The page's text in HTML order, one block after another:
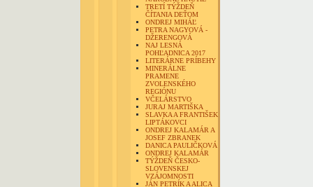
TRETÍ TÝŽDEŇ
ČÍTANIA DEŤOM
ONDREJ MIHÁĽ
PETRA NAGYOVÁ -
DŽERENGOVÁ
NAJ LESNÁ
POHĽADNICA 2017
LITERÁRNE PRÍBEHY
MINERÁLNE
PRAMENE
ZVOLENSKÉHO
REGIÓNU
VČELÁRSTVO
JURAJ MARTIŠKA
SLAVKA A FRANTIŠEK
LIPTÁKOVCI
ONDREJ KALAMÁR A
JOSEF ZBRANEK
DANICA PAULIČKOVÁ
ONDREJ KALAMÁR
TÝŽDEŇ ČESKO-
SLOVENSKEJ
VZÁJOMNOSTI
JÁN PETRÍK A ALICA